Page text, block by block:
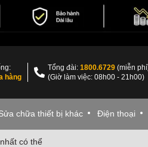
hàng
Tổng đài:1800.6729 (miễn
(Giờ làm việc: 08h00 - 21h00)
chữa thiết bị khác Điện thoại
có thể